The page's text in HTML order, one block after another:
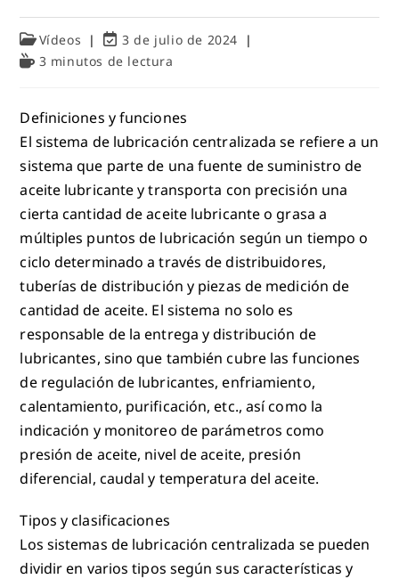
Categoría
de
la
Vídeos
Última
modificación
3 de julio de 2024
Tiempo
3 minutos de lectura
Definiciones y funciones
El sistema de lubricación centralizada se refiere a un
sistema que parte de una fuente de suministro de
aceite lubricante y transporta con precisión una
cierta cantidad de aceite lubricante o grasa a
múltiples puntos de lubricación según un tiempo o
ciclo determinado a través de distribuidores,
tuberías de distribución y piezas de medición de
cantidad de aceite. El sistema no solo es
responsable de la entrega y distribución de
lubricantes, sino que también cubre las funciones
de regulación de lubricantes, enfriamiento,
calentamiento, purificación, etc., así como la
indicación y monitoreo de parámetros como
presión de aceite, nivel de aceite, presión
diferencial, caudal y temperatura del aceite.
Tipos y clasificaciones
Los sistemas de lubricación centralizada se pueden
dividir en varios tipos según sus características y